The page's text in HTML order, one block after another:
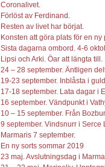
Coronalivet.
Förlöst av Ferdinand.
Resten av livet har börjat.
Konsten att göra plats för en ny
Sista dagarna ombord. 4-6
Lipsi och Arki. Öar att längta till.
24 – 28 september. Äntligen
19-23 september. Inblåsta i
17-18 september. Lata dagar i
16 september. Vändpunkt i
10 – 15 september. Från
9 september. Vindsnurr i Serce
Marmaris 7 september.
En ny sorts sommar 2019
23 maj. Avslutningsdag i